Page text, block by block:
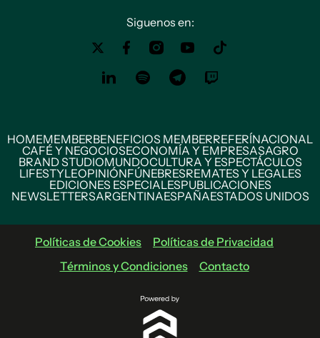
Siguenos en:
HOMEMEMBERBENEFICIOS MEMBERREFERÍNACIONAL
CAFÉ Y NEGOCIOSECONOMÍA Y EMPRESASAGRO
BRAND STUDIOMUNDOCULTURA Y ESPECTÁCULOS
LIFESTYLEOPINIÓNFÚNEBRESREMATES Y LEGALES
EDICIONES ESPECIALESPUBLICACIONES
NEWSLETTERSARGENTINAESPAÑAESTADOS UNIDOS
Políticas de Cookies
Políticas de Privacidad
Términos y Condiciones
Contacto